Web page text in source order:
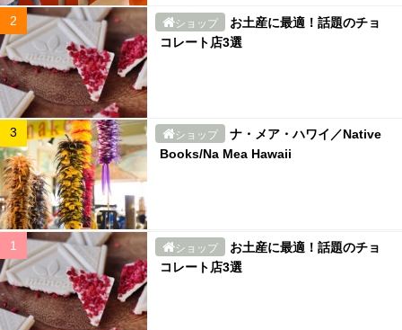
ショップ
お土産に最適！話題のチョ
コレート店3選
ショップ
ナ・メア・ハワイ／Native
Books/Na Mea Hawaii
ショップ
お土産に最適！話題のチョ
コレート店3選